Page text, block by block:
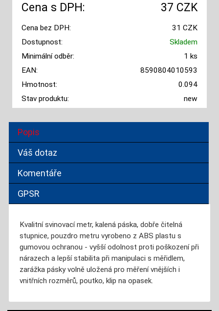
Cena s DPH: 37 CZK
Cena bez DPH:
31 CZK
Dostupnost:
Skladem
Minimální odběr:
1 ks
EAN:
8590804010593
Hmotnost:
0.094
Stav produktu:
new
Popis
Váš dotaz
Komentáře
GPSR
Kvalitní svinovací metr, kalená páska, dobře čitelná
stupnice, pouzdro metru vyrobeno z ABS plastu s
gumovou ochranou - vyšší odolnost proti poškození při
nárazech a lepší stabilita při manipulaci s měřidlem,
zarážka pásky volně uložená pro měření vnějších i
vnitřních rozměrů, poutko, klip na opasek.